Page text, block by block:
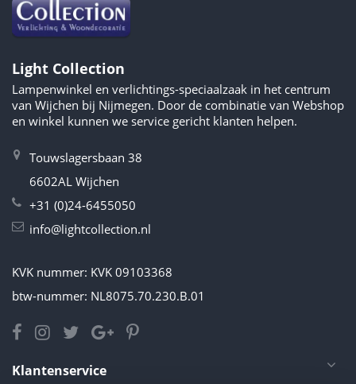
Light Collection
Lampenwinkel en verlichtings-speciaalzaak in het centrum
van Wijchen bij Nijmegen. Door de combinatie van Webshop
en winkel kunnen we service gericht klanten helpen.
Touwslagersbaan 38
6602AL Wijchen
+31 (0)24-6455050
info@lightcollection.nl
KVK nummer: KVK 09103368
btw-nummer: NL8075.70.230.B.01
Klantenservice